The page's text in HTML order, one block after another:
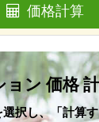
価格計算
ョン 価格
選択し、「計算